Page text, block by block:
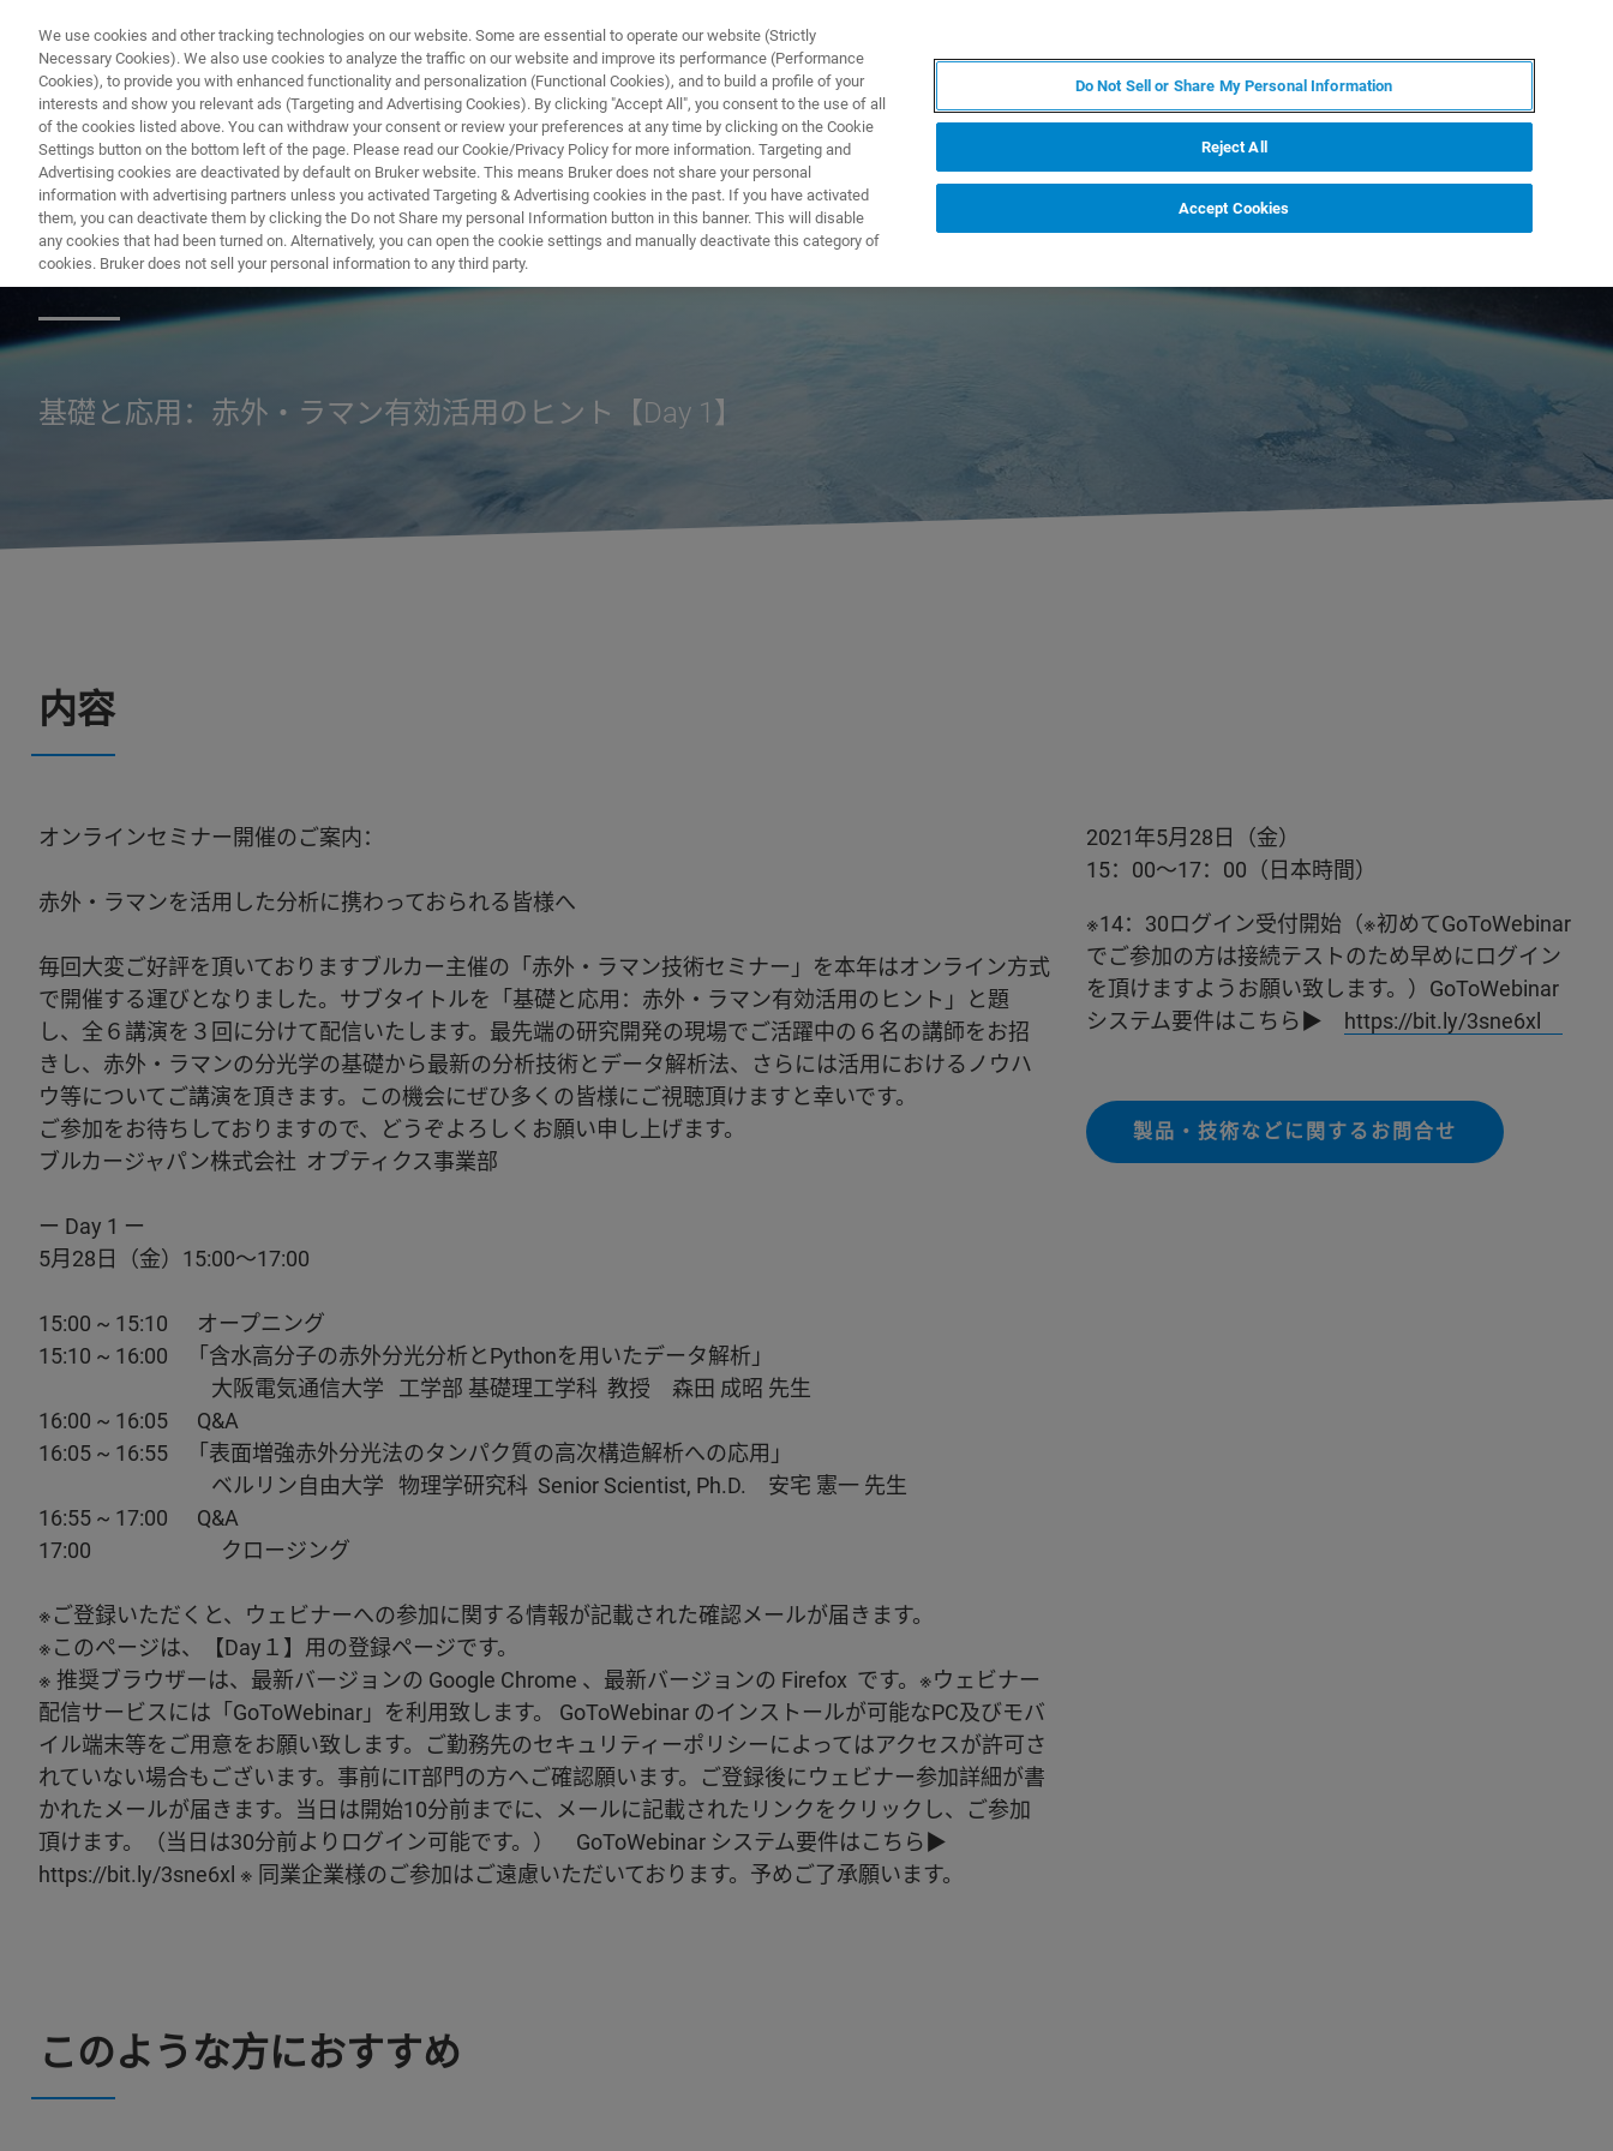
产品与解决方案
赤外ラマン技術セミナー2021
基礎と応用：赤外・ラマン有効活用のヒント【Day 1】
内容
オンラインセミナー開催のご案内：
赤外・ラマンを活用した分析に携わっておられる皆様へ
毎回大変ご好評を頂いておりますブルカー主催の「赤外・ラマン技術セミナー」を本年はオンライン方式
で開催する運びとなりました。サブタイトルを「基礎と応用：赤外・ラマン有効活用のヒント」と題
し、全６講演を３回に分けて配信いたします。最先端の研究開発の現場でご活躍中の６名の講師をお招
きし、赤外・ラマンの分光学の基礎から最新の分析技術とデータ解析法、さらには活用におけるノウハ
ウ等についてご講演を頂きます。この機会にぜひ多くの皆様にご視聴頂けますと幸いです。
ご参加をお待ちしておりますので、どうぞよろしくお願い申し上げます。
ブルカージャパン株式会社 オプティクス事業部
ー Day 1 ー
5月28日（金）15:00～17:00
15:00 ~ 15:10 オープニング
15:10 ~ 16:00 「含水高分子の赤外分光分析とPythonを用いたデータ解析」
大阪電気通信大学 工学部 基礎理工学科 教授 森田 成昭 先生
16:00 ~ 16:05 Q&A
16:05 ~ 16:55 「表面増強赤外分光法のタンパク質の高次構造解析への応用」
ベルリン自由大学 物理学研究科 Senior Scientist, Ph.D. 安宅 憲一 先生
16:55 ~ 17:00 Q&A
17:00 クロージング
※ご登録いただくと、ウェビナーへの参加に関する情報が記載された確認メールが届きます。
※このページは、【Day１】用の登録ページです。
※ 推奨ブラウザーは、最新バージョンの Google Chrome 、最新バージョンの Firefox です。※ウェビナー
配信サービスには「GoToWebinar」を利用致します。 GoToWebinar のインストールが可能なPC及びモバ
イル端末等をご用意をお願い致します。ご勤務先のセキュリティーポリシーによってはアクセスが許可さ
れていない場合もございます。事前にIT部門の方へご確認願います。ご登録後にウェビナー参加詳細が書
かれたメールが届きます。当日は開始10分前までに、メールに記載されたリンクをクリックし、ご参加
頂けます。（当日は30分前よりログイン可能です。） GoToWebinar システム要件はこちら▶
https://bit.ly/3sne6xl ※ 同業企業様のご参加はご遠慮いただいております。予めご了承願います。
2021年5月28日（金）
15：00～17：00（日本時間）
※14：30ログイン受付開始（※初めてGoToWebinar
でご参加の方は接続テストのため早めにログイン
を頂けますようお願い致します。）GoToWebinar
システム要件はこちら▶
https://bit.ly/3sne6xl
製品・技術などに関するお問合せ
このような方におすすめ
We use cookies and other tracking technologies on our website. Some are essential to operate our website (Strictly
Necessary Cookies). We also use cookies to analyze the traffic on our website and improve its performance (Performance
Cookies), to provide you with enhanced functionality and personalization (Functional Cookies), and to build a profile of your
interests and show you relevant ads (Targeting and Advertising Cookies). By clicking "Accept All", you consent to the use of all
of the cookies listed above. You can withdraw your consent or review your preferences at any time by clicking on the Cookie
Settings button on the bottom left of the page. Please read our Cookie/Privacy Policy for more information. Targeting and
Advertising cookies are deactivated by default on Bruker website. This means Bruker does not share your personal
information with advertising partners unless you activated Targeting & Advertising cookies in the past. If you have activated
them, you can deactivate them by clicking the Do not Share my personal Information button in this banner. This will disable
any cookies that had been turned on. Alternatively, you can open the cookie settings and manually deactivate this category of
cookies. Bruker does not sell your personal information to any third party.
Do Not Sell or Share My Personal Information
Reject All
Accept Cookies